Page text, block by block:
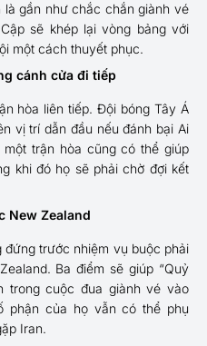
gần như chắc chắn giành vé
sẽ khép lại vòng bảng với
một cách thuyết phục.
cánh cửa đi tiếp
hòa liên tiếp. Đội bóng Tây Á
vị trí dẫn đầu nếu đánh bại Ai
trận hòa cũng có thể giúp
khi đó họ sẽ phải chờ đợi kết
New Zealand
trước nhiệm vụ buộc phải
Ba điểm sẽ giúp “Quỷ
trong cuộc đua giành vé vào
phận của họ vẫn có thể phụ
Iran.